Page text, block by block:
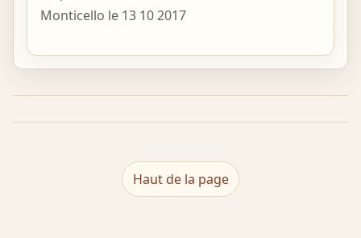
Monticello le 13 10 2017
Haut de la page